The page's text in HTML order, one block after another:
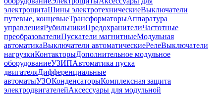
электрощитаШины электротехническиеВыключатели
путевые, концевыеТрансформаторыАппаратура
управленияРубильникиПредохранителиЧастотные
преобразователиПускатели магнитныеМодульная
автоматикаВыключатели автоматическиеРелеВыключатели
нагрузкиКонтакторыДополнительное модульное
оборудованиеУЗИПАвтоматика пуска
двигателяДифференциальные
автоматыУЗОКонденсаторыКомплексная защита
электродвигателейАксессуары для модульной